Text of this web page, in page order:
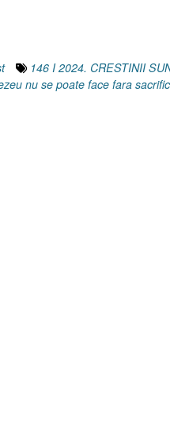
146 I 2024. CRESTINII
nu se poate face fara